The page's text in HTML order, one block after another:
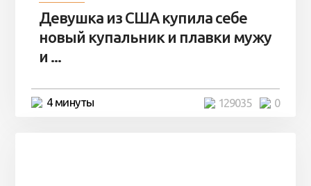
Девушка из США купила себе
новый купальник и плавки мужу
и ...
4 минуты 0
129035